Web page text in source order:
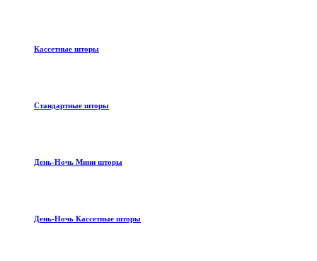
Кассетные шторы
Стандартные шторы
День-Ночь Мини шторы
День-Ночь Кассетные шторы